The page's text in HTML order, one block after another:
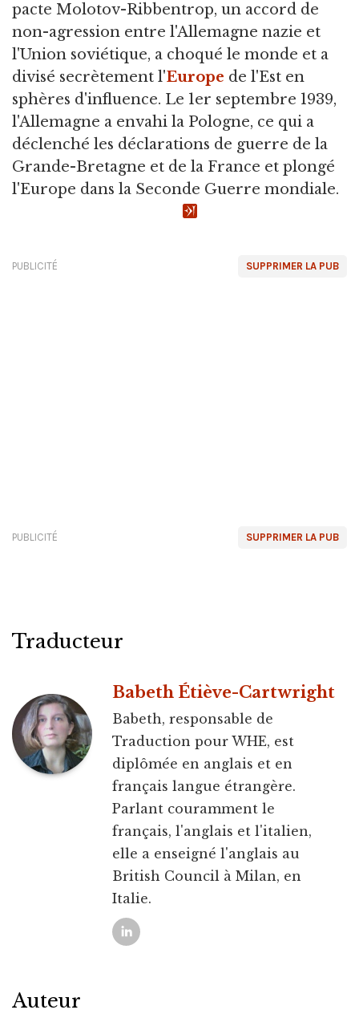
pacte Molotov-Ribbentrop, un accord de
non-agression entre l'Allemagne nazie et
l'Union soviétique, a choqué le monde et a
divisé secrètement l'Europe de l'Est en
sphères d'influence. Le 1er septembre 1939,
l'Allemagne a envahi la Pologne, ce qui a
déclenché les déclarations de guerre de la
Grande-Bretagne et de la France et plongé
l'Europe dans la Seconde Guerre mondiale.
SUPPRIMER LA PUB
PUBLICITÉ
SUPPRIMER LA PUB
PUBLICITÉ
Traducteur
Babeth Étiève-Cartwright
Babeth, responsable de
Traduction pour WHE, est
diplômée en anglais et en
français langue étrangère.
Parlant couramment le
français, l'anglais et l'italien,
elle a enseigné l'anglais au
British Council à Milan, en
Italie.
Auteur